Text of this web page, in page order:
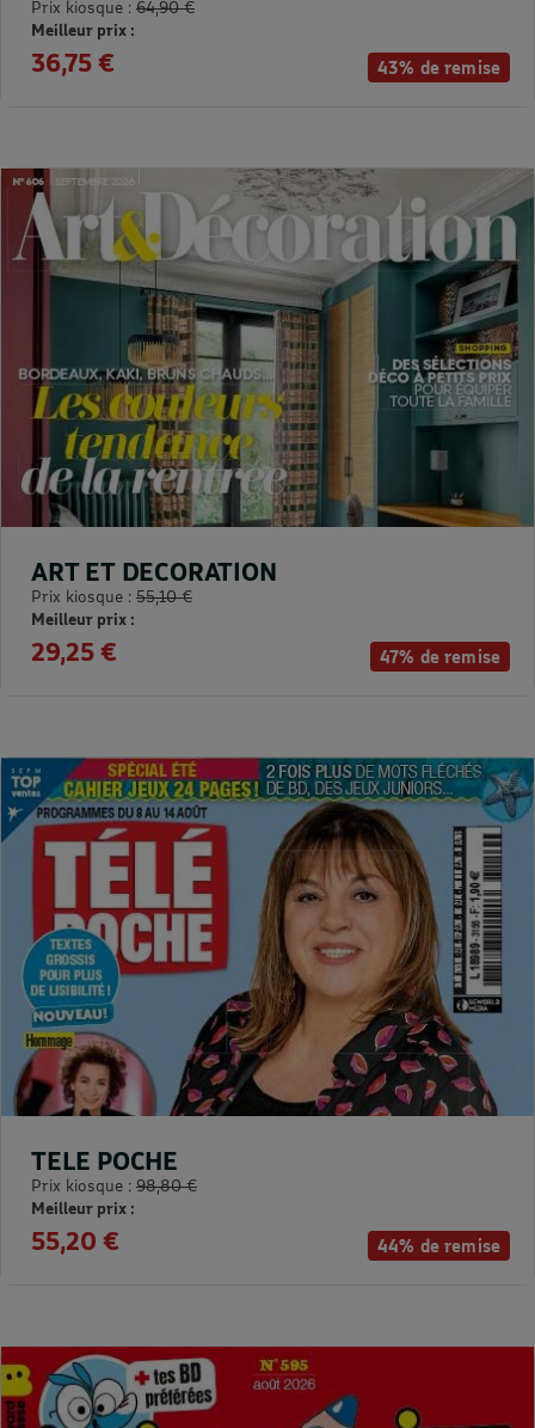
43% de remise
Prix kiosque : 64,90 €
Meilleur prix :
36,75 €
47% de remise
ART ET DECORATION
Prix kiosque : 55,10 €
Meilleur prix :
29,25 €
44% de remise
TELE POCHE
Prix kiosque : 98,80 €
Meilleur prix :
55,20 €